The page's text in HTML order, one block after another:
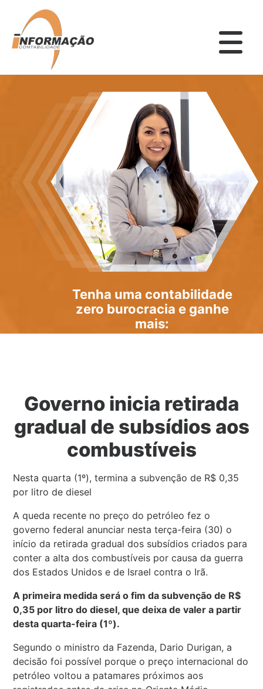
Tenha uma contabilidade
zero burocracia e ganhe
mais:
Governo inicia retirada
gradual de subsídios aos
combustíveis
Nesta quarta (1º), termina a subvenção de R$ 0,35
por litro de diesel
A queda recente no preço do petróleo fez o
governo federal anunciar nesta terça-feira (30) o
início da retirada gradual dos subsídios criados para
conter a alta dos combustíveis por causa da guerra
dos Estados Unidos e de Israel contra o Irã.
A primeira medida será o fim da subvenção de R$
0,35 por litro do diesel, que deixa de valer a partir
desta quarta-feira (1º).
Segundo o ministro da Fazenda, Dario Durigan, a
decisão foi possível porque o preço internacional do
petróleo voltou a patamares próximos aos